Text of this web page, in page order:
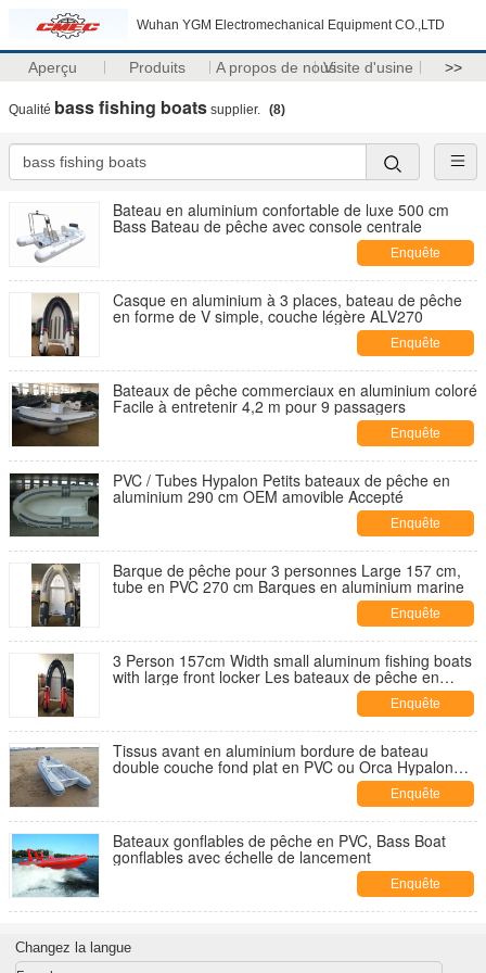
Wuhan YGM Electromechanical Equipment CO.,LTD
Aperçu Produits A propos de nousVisite d'usine >>
Qualité bass fishing boats supplier. (8)
Bateau en aluminium confortable de luxe 500 cm
Bass Bateau de pêche avec console centrale
Enquête
maintenant
Casque en aluminium à 3 places, bateau de pêche
en forme de V simple, couche légère ALV270
Enquête
maintenant
Bateaux de pêche commerciaux en aluminium coloré
Facile à entretenir 4,2 m pour 9 passagers
Enquête
maintenant
PVC / Tubes Hypalon Petits bateaux de pêche en
aluminium 290 cm OEM amovible Accepté
Enquête
maintenant
Barque de pêche pour 3 personnes Large 157 cm,
tube en PVC 270 cm Barques en aluminium marine
Enquête
maintenant
3 Person 157cm Width small aluminum fishing boats
with large front locker Les bateaux de pêche en
aluminium avec un grand casier avant
Enquête
maintenant
Tissus avant en aluminium bordure de bateau
double couche fond plat en PVC ou Orca Hypalon
Enquête
maintenant
Bateaux gonflables de pêche en PVC, Bass Boat
gonflables avec échelle de lancement
Enquête
maintenant
Changez la langue